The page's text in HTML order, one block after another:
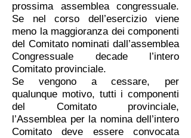
prossima assemblea congressuale.
Se nel corso dell’esercizio viene
meno la maggioranza dei componenti
del Comitato nominati dall’assemblea
Congressuale decade l’intero
Comitato provinciale.
Se vengono a cessare, per
qualunque motivo, tutti i componenti
del Comitato provinciale,
l’Assemblea per la nomina dell’intero
Comitato deve essere convocata